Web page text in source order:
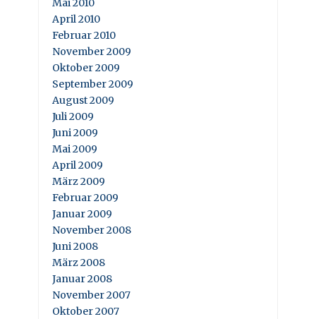
Mai 2010
April 2010
Februar 2010
November 2009
Oktober 2009
September 2009
August 2009
Juli 2009
Juni 2009
Mai 2009
April 2009
März 2009
Februar 2009
Januar 2009
November 2008
Juni 2008
März 2008
Januar 2008
November 2007
Oktober 2007